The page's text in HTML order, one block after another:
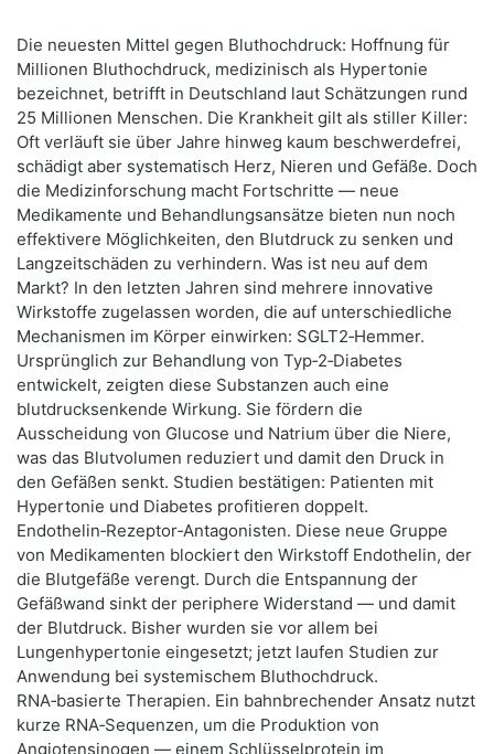
Die neuesten Mittel gegen Bluthochdruck: Hoffnung für
Millionen Bluthochdruck, medizinisch als Hypertonie
bezeichnet, betrifft in Deutschland laut Schätzungen rund
25 Millionen Menschen. Die Krankheit gilt als stiller Killer:
Oft verläuft sie über Jahre hinweg kaum beschwerdefrei,
schädigt aber systematisch Herz, Nieren und Gefäße. Doch
die Medizinforschung macht Fortschritte — neue
Medikamente und Behandlungsansätze bieten nun noch
effektivere Möglichkeiten, den Blutdruck zu senken und
Langzeitschäden zu verhindern. Was ist neu auf dem
Markt? In den letzten Jahren sind mehrere innovative
Wirkstoffe zugelassen worden, die auf unterschiedliche
Mechanismen im Körper einwirken: SGLT2‑Hemmer.
Ursprünglich zur Behandlung von Typ‑2‑Diabetes
entwickelt, zeigten diese Substanzen auch eine
blutdrucksenkende Wirkung. Sie fördern die
Ausscheidung von Glucose und Natrium über die Niere,
was das Blutvolumen reduziert und damit den Druck in
den Gefäßen senkt. Studien bestätigen: Patienten mit
Hypertonie und Diabetes profitieren doppelt.
Endothelin‑Rezeptor‑Antagonisten. Diese neue Gruppe
von Medikamenten blockiert den Wirkstoff Endothelin, der
die Blutgefäße verengt. Durch die Entspannung der
Gefäßwand sinkt der periphere Widerstand — und damit
der Blutdruck. Bisher wurden sie vor allem bei
Lungenhypertonie eingesetzt; jetzt laufen Studien zur
Anwendung bei systemischem Bluthochdruck.
RNA‑basierte Therapien. Ein bahnbrechender Ansatz nutzt
kurze RNA‑Sequenzen, um die Produktion von
Angiotensinogen — einem Schlüsselprotein im